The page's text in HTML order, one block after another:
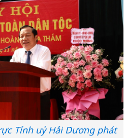
Tỉnh uỷ Hải Dương phát